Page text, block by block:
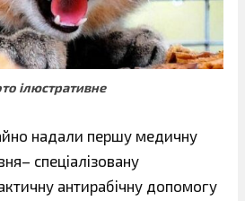
ілюстративне
надали першу медичну
спеціалізовану
антирабічну допомогу